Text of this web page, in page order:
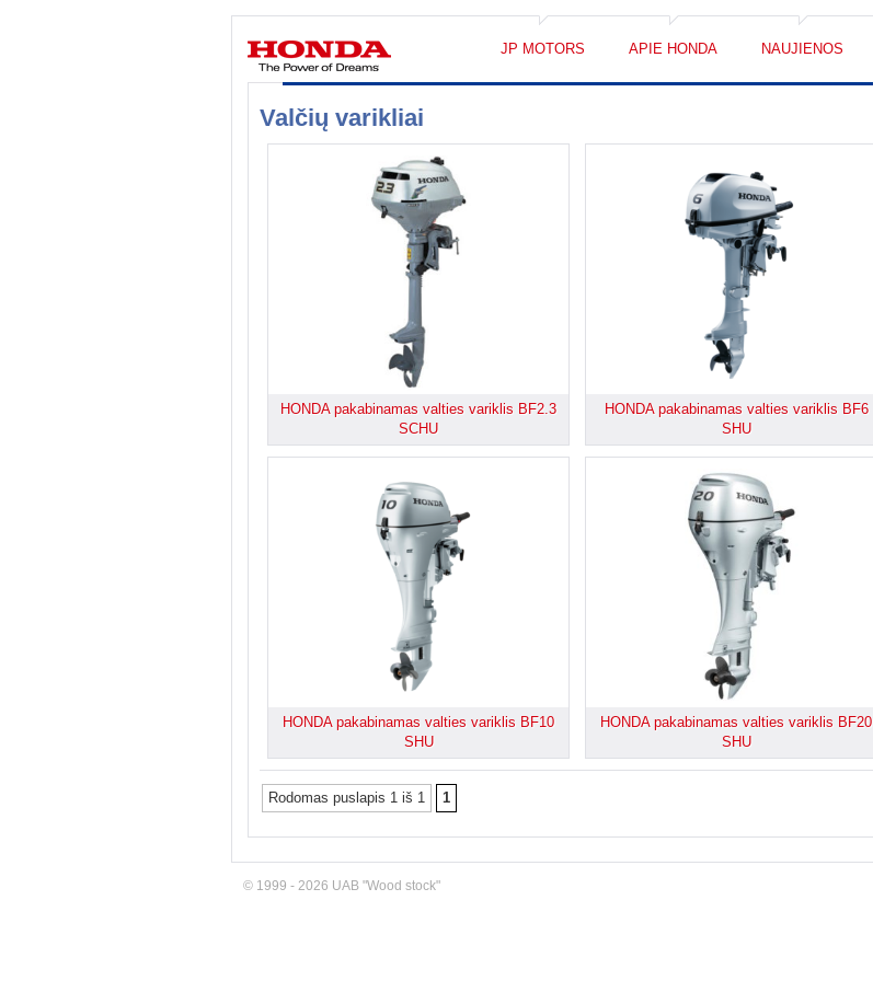
JP MOTORS APIE HONDA NAUJIENOS
Valčių varikliai
HONDA pakabinamas valties variklis BF2.3
SCHU
HONDA pakabinamas valties variklis BF6
SHU
HONDA pakabinamas valties variklis BF10
SHU
HONDA pakabinamas valties variklis BF20
SHU
Rodomas puslapis 1 iš 1 1
© 1999 - 2026 UAB "Wood stock"